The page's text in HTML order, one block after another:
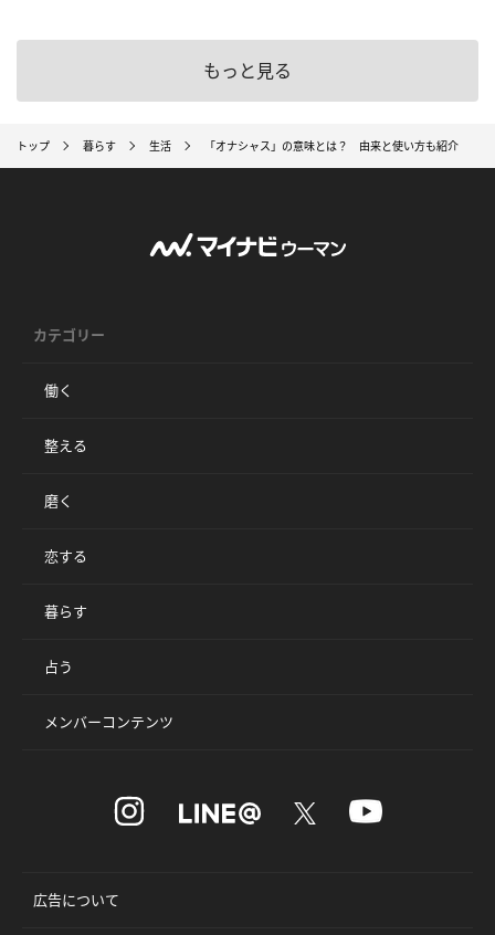
もっと見る
トップ 暮らす 生活 「オナシャス」の意味とは？ 由来と使い方も紹介
カテゴリー
働く
整える
磨く
恋する
暮らす
占う
メンバーコンテンツ
広告について